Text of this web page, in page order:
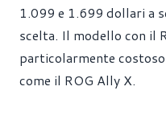
1.099 e 1.699 dollari a
scelta. Il modello con il
particolarmente
come il ROG Ally X.